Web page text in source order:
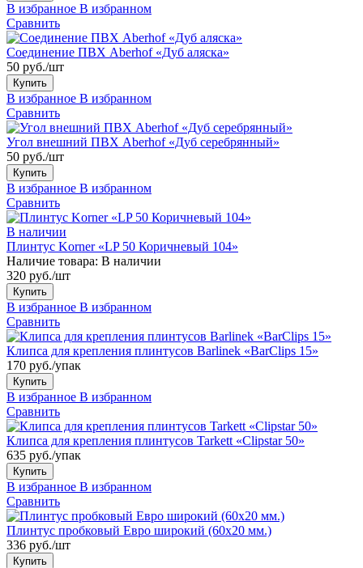
В избранное В избранном
Сравнить
Соединение ПВХ Aberhof «Дуб аляска»
50 руб./шт
Купить
В избранное В избранном
Сравнить
Угол внешний ПВХ Aberhof «Дуб серебрянный»
50 руб./шт
Купить
В избранное В избранном
Сравнить
В наличии
Плинтус Korner «LP 50 Коричневый 104»
Наличие товара: В наличии
320 руб./шт
Купить
В избранное В избранном
Сравнить
Клипса для крепления плинтусов Barlinek «BarClips 15»
170 руб./упак
Купить
В избранное В избранном
Сравнить
Клипса для крепления плинтусов Tarkett «Clipstar 50»
635 руб./упак
Купить
В избранное В избранном
Сравнить
Плинтус пробковый Евро широкий (60x20 мм.)
336 руб./шт
Купить